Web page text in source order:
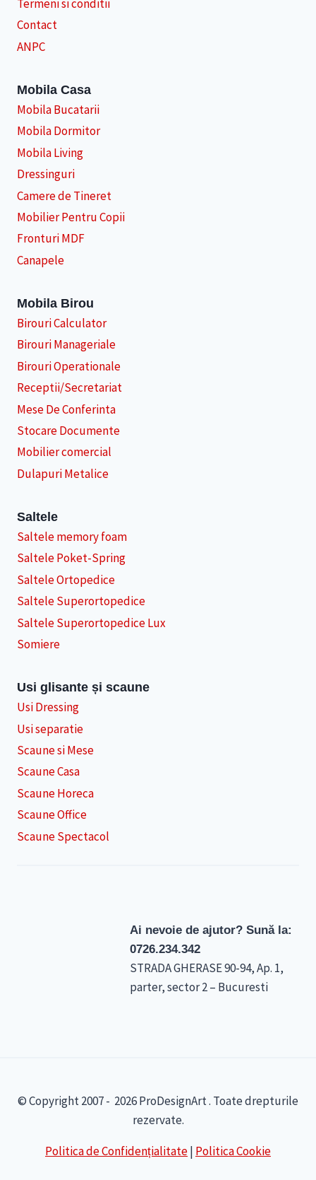
Termeni si conditii
Contact
ANPC
Mobila Casa
Mobila Bucatarii
Mobila Dormitor
Mobila Living
Dressinguri
Camere de Tineret
Mobilier Pentru Copii
Fronturi MDF
Canapele
Mobila Birou
Birouri Calculator
Birouri Manageriale
Birouri Operationale
Receptii/Secretariat
Mese De Conferinta
Stocare Documente
Mobilier comercial
Dulapuri Metalice
Saltele
Saltele memory foam
Saltele Poket-Spring
Saltele Ortopedice
Saltele Superortopedice
Saltele Superortopedice Lux
Somiere
Usi glisante și scaune
Usi Dressing
Usi separatie
Scaune si Mese
Scaune Casa
Scaune Horeca
Scaune Office
Scaune Spectacol
Ai nevoie de ajutor? Sună la:
0726.234.342
STRADA GHERASE 90-94, Ap. 1,
parter, sector 2 – Bucuresti
© Copyright 2007 - 2026 ProDesignArt . Toate drepturile
rezervate.
Politica de Confidențialitate| Politica Cookie